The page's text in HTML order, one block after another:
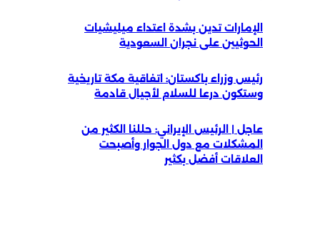
الإمارات تدين بشدة اعتداء ميليشيات
الحوثيين على نجران السعودية
رئيس وزراء باكستان: اتفاقية مكة تاريخية
وستكون درعا للسلام لأجيال قادمة
عاجل | الرئيس الإيراني: حللنا الكثير من
المشكلات مع دول الجوار وأصبحت
العلاقات أفضل بكثير